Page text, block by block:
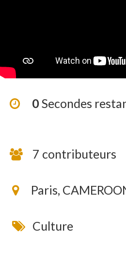
0Secondes
7 contributeurs
Paris,
Culture